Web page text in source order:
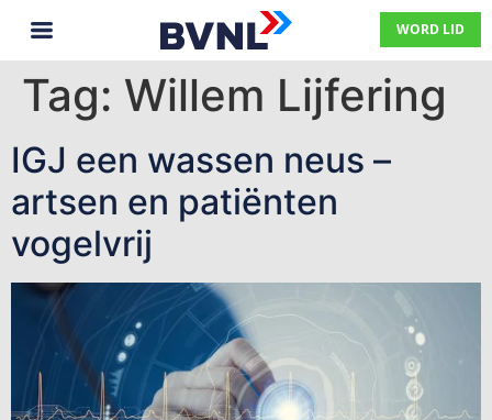
WORD LID
Tag: Willem Lijfering
IGJ een wassen neus –
artsen en patiënten
vogelvrij